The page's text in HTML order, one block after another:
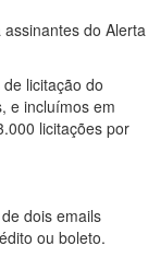
do Alerta
licitação do
e incluímos em
licitações por
dois emails
ou boleto.